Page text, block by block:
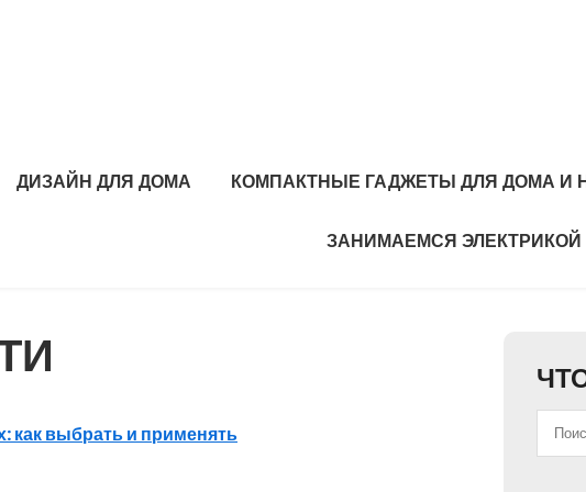
ДИЗАЙН ДЛЯ ДОМА КОМПАКТНЫЕ ГАДЖЕТЫ ДЛЯ ДОМА И
ЗАНИМАЕМСЯ ЭЛЕКТРИКОЙ